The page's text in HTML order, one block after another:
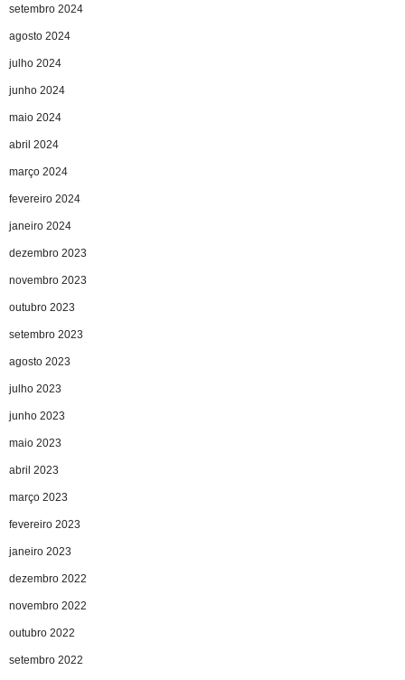
setembro 2024
agosto 2024
julho 2024
junho 2024
maio 2024
abril 2024
março 2024
fevereiro 2024
janeiro 2024
dezembro 2023
novembro 2023
outubro 2023
setembro 2023
agosto 2023
julho 2023
junho 2023
maio 2023
abril 2023
março 2023
fevereiro 2023
janeiro 2023
dezembro 2022
novembro 2022
outubro 2022
setembro 2022